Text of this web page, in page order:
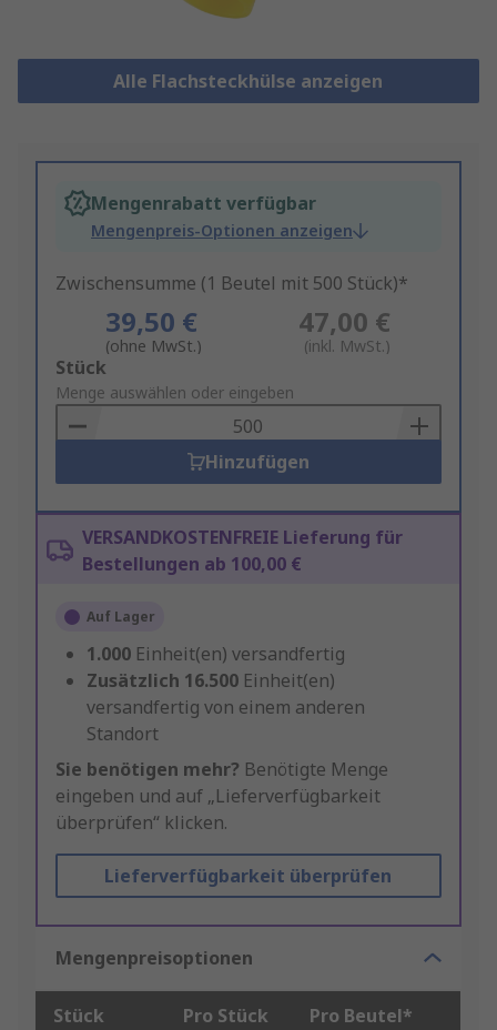
Alle Flachsteckhülse anzeigen
Mengenrabatt verfügbar
Mengenpreis-Optionen anzeigen
Zwischensumme (1 Beutel mit 500 Stück)*
39,50 €
(ohne MwSt.)
47,00 €
(inkl. MwSt.)
Add
to
Basket
Stück
Menge auswählen oder eingeben
Hinzufügen
VERSANDKOSTENFREIE Lieferung für
Bestellungen ab 100,00 €
Auf Lager
1.000 Einheit(en) versandfertig
Zusätzlich 16.500 Einheit(en)
versandfertig von einem anderen
Standort
Sie benötigen mehr? Benötigte Menge
eingeben und auf „Lieferverfügbarkeit
überprüfen“ klicken.
Lieferverfügbarkeit überprüfen
Mengenpreisoptionen
Stück Pro Stück Pro Beutel*